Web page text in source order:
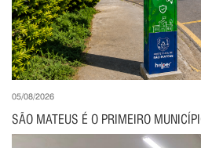
05/08/2026
SÃO MATEUS É O PRIMEIRO